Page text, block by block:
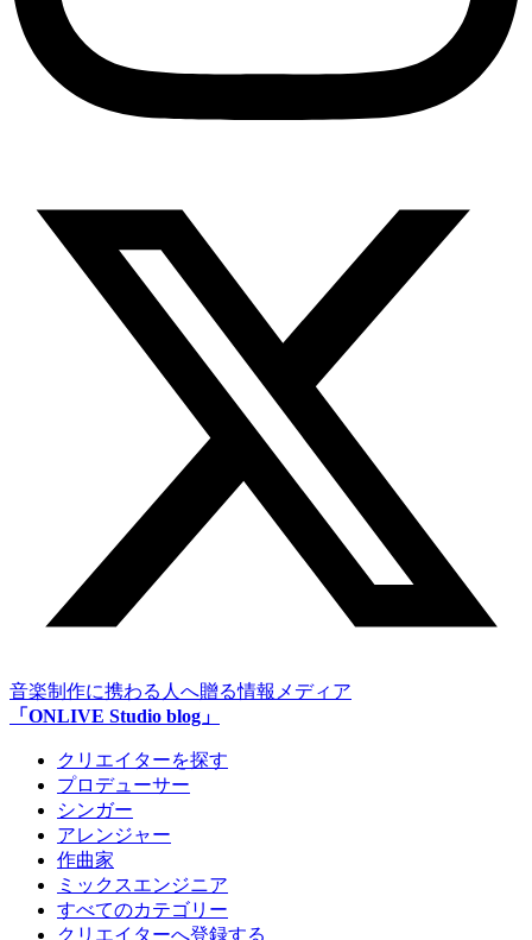
音楽制作に携わる人へ贈る情報メディア
「ONLIVE Studio blog」
クリエイターを探す
プロデューサー
シンガー
アレンジャー
作曲家
ミックスエンジニア
すべてのカテゴリー
クリエイターへ登録する